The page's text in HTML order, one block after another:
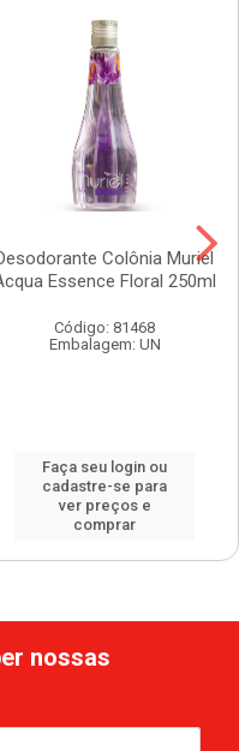
Colônia Muriel
Essence Floral 250ml
Código: 81468
Embalagem: UN
Faça seu login ou
cadastre-se para
ver preços e
comprar
nossas